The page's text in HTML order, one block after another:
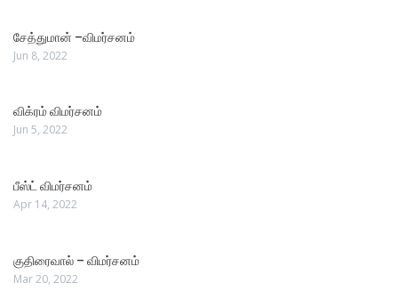
சேத்துமான் –விமர்சனம்
Jun 8, 2022
விக்ரம் விமர்சனம்
Jun 5, 2022
பீஸ்ட் விமர்சனம்
Apr 14, 2022
குதிரைவால் – விமர்சனம்
Mar 20, 2022